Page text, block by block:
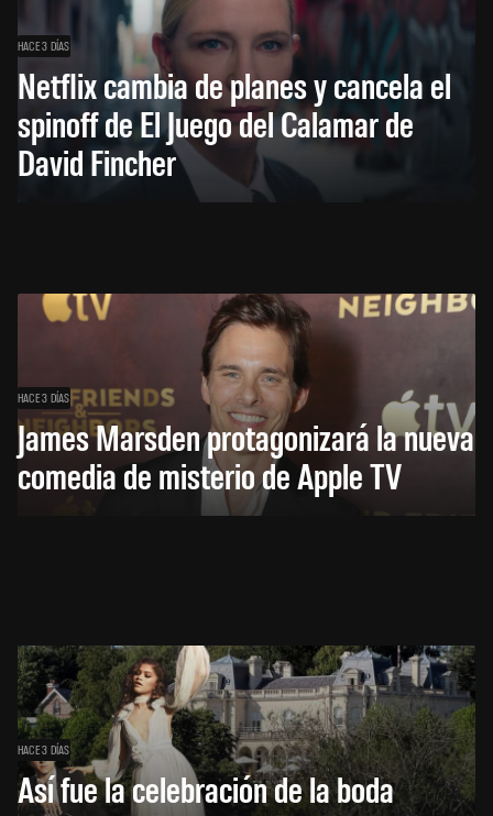
HACE 3 DÍAS
Netflix cambia de planes y cancela el
spinoff de El Juego del Calamar de
David Fincher
HACE 3 DÍAS
James Marsden protagonizará la nueva
comedia de misterio de Apple TV
HACE 3 DÍAS
Así fue la celebración de la boda